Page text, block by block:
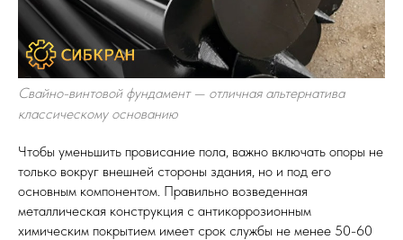
Свайно-винтовой фундамент — отличная альтернатива
классическому основанию
Чтобы уменьшить провисание пола, важно включать опоры не
только вокруг внешней стороны здания, но и под его
основным компонентом. Правильно возведенная
металлическая конструкция с антикоррозионным
химическим покрытием имеет срок службы не менее 50-60